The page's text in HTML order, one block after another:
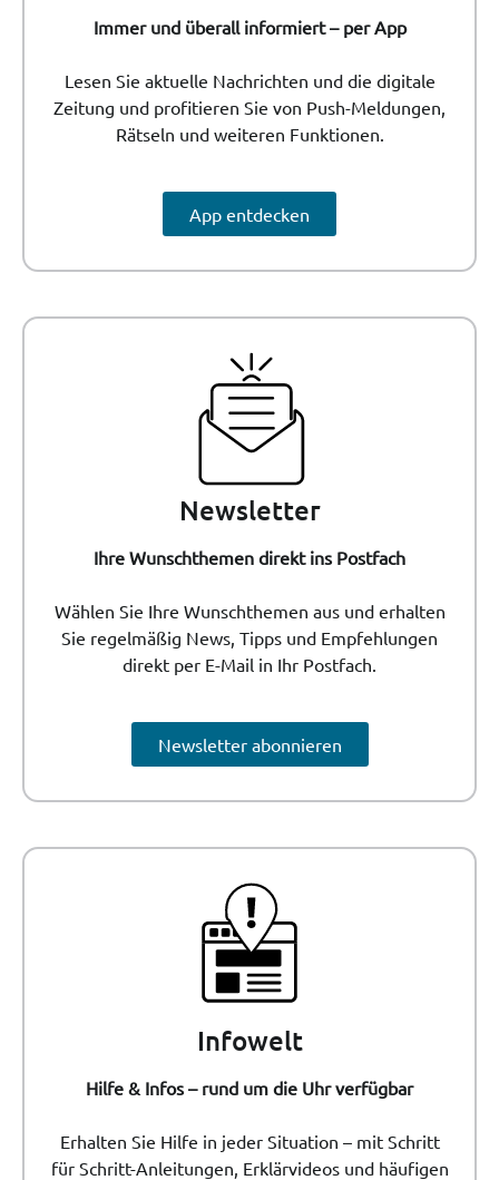
Immer und überall informiert – per App
Lesen Sie aktuelle Nachrichten und die digitale
Zeitung und profitieren Sie von Push-Meldungen,
Rätseln und weiteren Funktionen.
App entdecken
Newsletter
Ihre Wunschthemen direkt ins Postfach
Wählen Sie Ihre Wunschthemen aus und erhalten
Sie regelmäßig News, Tipps und Empfehlungen
direkt per E-Mail in Ihr Postfach.
Newsletter abonnieren
Infowelt
Hilfe & Infos – rund um die Uhr verfügbar
Erhalten Sie Hilfe in jeder Situation – mit Schritt
für Schritt-Anleitungen, Erklärvideos und häufigen